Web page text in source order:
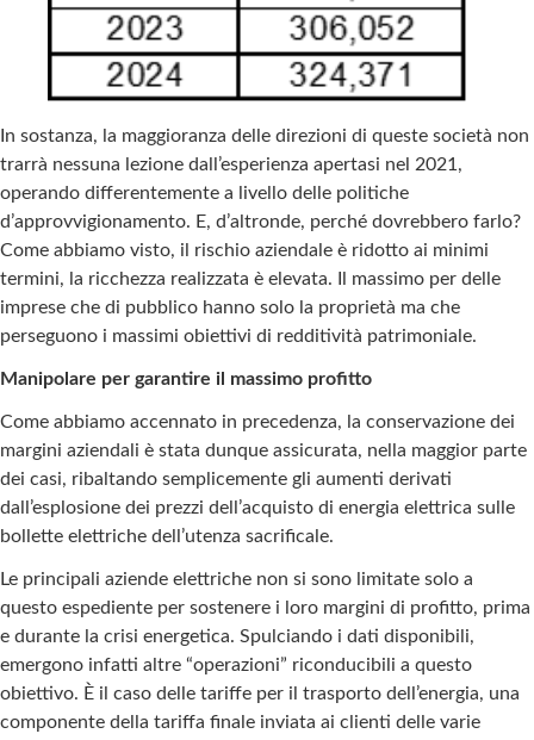
In sostanza, la maggioranza delle direzioni di queste società non
trarrà nessuna lezione dall’esperienza apertasi nel 2021,
operando differentemente a livello delle politiche
d’approvvigionamento. E, d’altronde, perché dovrebbero farlo?
Come abbiamo visto, il rischio aziendale è ridotto ai minimi
termini, la ricchezza realizzata è elevata. Il massimo per delle
imprese che di pubblico hanno solo la proprietà ma che
perseguono i massimi obiettivi di redditività patrimoniale.
Manipolare per garantire il massimo profitto
Come abbiamo accennato in precedenza, la conservazione dei
margini aziendali è stata dunque assicurata, nella maggior parte
dei casi, ribaltando semplicemente gli aumenti derivati
dall’esplosione dei prezzi dell’acquisto di energia elettrica sulle
bollette elettriche dell’utenza sacrificale.
Le principali aziende elettriche non si sono limitate solo a
questo espediente per sostenere i loro margini di profitto, prima
e durante la crisi energetica. Spulciando i dati disponibili,
emergono infatti altre “operazioni” riconducibili a questo
obiettivo. È il caso delle tariffe per il trasporto dell’energia, una
componente della tariffa finale inviata ai clienti delle varie